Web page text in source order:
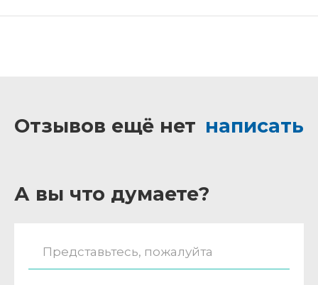
Отзывов ещё нет написать
А вы что думаете?